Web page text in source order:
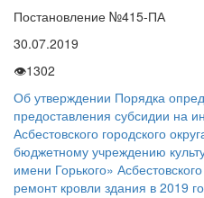
Постановление №415-ПА
30.07.2019
👁1302
Об утверждении Порядка
предоставления субсидии на
Асбестовского городского
бюджетному учреждению
имени Горького»
ремонт кровли здания в 2019